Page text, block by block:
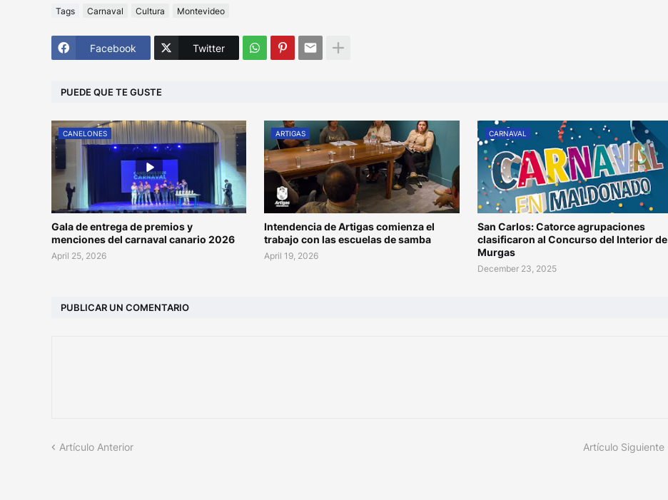
Tags Carnaval Cultura Montevideo
Facebook Twitter
PUEDE QUE TE GUSTE
CANELONES
Gala de entrega de premios y
menciones del carnaval canario 2026
April 25, 2026
ARTIGAS
Intendencia de Artigas comienza el
trabajo con las escuelas de samba
April 19, 2026
CARNAVAL
San Carlos: Catorce agrupaciones
clasificaron al Concurso del Interior de
Murgas
December 23, 2025
PUBLICAR UN COMENTARIO
Artículo Anterior Artículo Siguiente